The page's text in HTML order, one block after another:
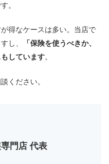
。
得なケースは多い。当店で
し、
「保険を使うべきか、
しています。
ください。
門店 代表